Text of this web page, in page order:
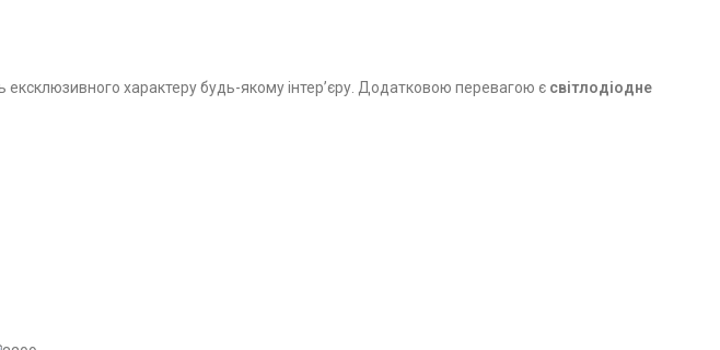
характеру будь-якому інтер’єру. Додатковою перевагою є світлодіодне